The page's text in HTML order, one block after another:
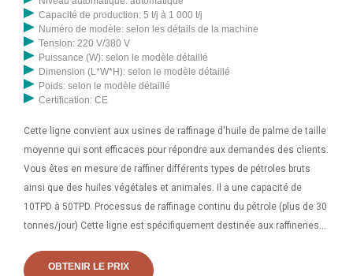
Capacité de production: 5 t/j à 1 000 t/j
Numéro de modèle: selon les détails de la machine
Tension: 220 V/380 V
Puissance (W): selon le modèle détaillé
Dimension (L*W*H): selon le modèle détaillé
Poids: selon le modèle détaillé
Certification: CE
Cette ligne convient aux usines de raffinage d'huile de palme de taille
moyenne qui sont efficaces pour répondre aux demandes des clients.
Vous êtes en mesure de raffiner différents types de pétroles bruts
ainsi que des huiles végétales et animales. Il a une capacité de
10TPD à 50TPD. Processus de raffinage continu du pétrole (plus de 30
tonnes/jour) Cette ligne est spécifiquement destinée aux raffineries
raffinement des huiles avec le. L'usine de raffinage de pétrole à petite
OBTENIR LE PRIX